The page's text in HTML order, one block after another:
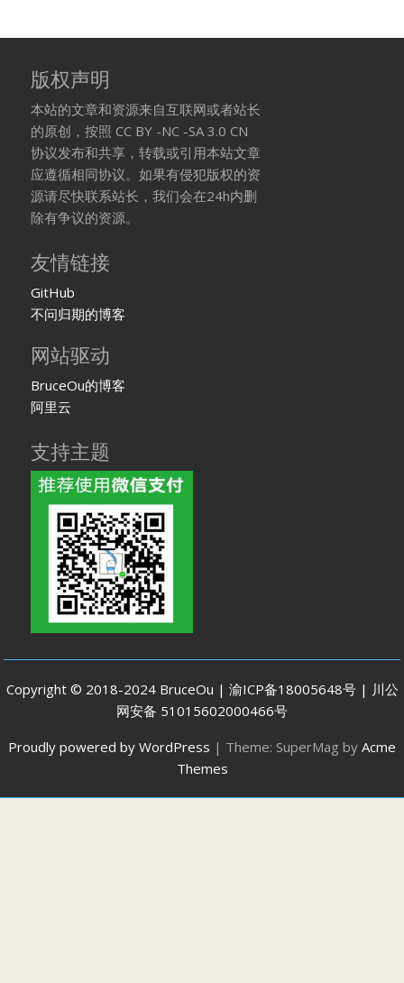
版权声明
本站的文章和资源来自互联网或者站长
的原创，按照 CC BY -NC -SA 3.0 CN
协议发布和共享，转载或引用本站文章
应遵循相同协议。如果有侵犯版权的资
源请尽快联系站长，我们会在24h内删
除有争议的资源。
友情链接
GitHub
不问归期的博客
网站驱动
BruceOu的博客
阿里云
支持主题
Copyright © 2018-2024 BruceOu | 渝ICP备18005648号 | 川公
网安备 51015602000466号
Proudly powered by WordPress | Theme: SuperMag by Acme
Themes